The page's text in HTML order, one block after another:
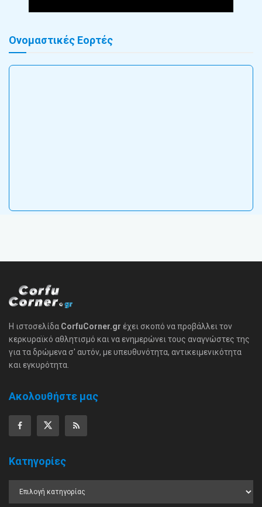
Ονομαστικές Εορτές
Η ιστοσελίδα CorfuCorner.gr έχει σκοπό να προβάλλει τον
κερκυραϊκό αθλητισμό και να ενημερώνει τους αναγνώστες της
για τα δρώμενα σ' αυτόν, με υπευθυνότητα, αντικειμενικότητα
και εγκυρότητα.
Ακολουθήστε μας
Κατηγορίες